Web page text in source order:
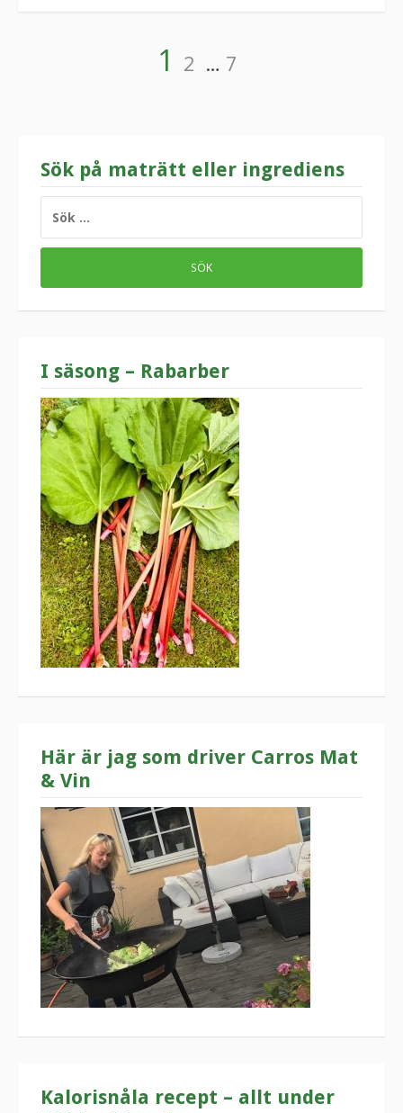
SidnumreringSida
1 Sida
2 … Sida
7
Sök på maträtt eller ingrediens
EFTER:
I säsong – Rabarber
Här är jag som driver Carros Mat
& Vin
Kalorisnåla recept – allt under